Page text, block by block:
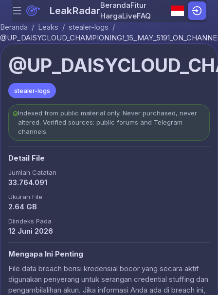
Skip to content
Menu LeakRadarBerandaFitur
HargaLiveFAQ
Beranda / Leaks / stealer-logs /
stealer-logs
Indexed from public material only. Never purchased, never
altered. Verified sources: public forums and Telegram
channels.
Detail File
Jumlah Catatan
33.764.091
Ukuran File
2.64 GB
Diindeks Pada
12 Juni 2026
Mengapa Ini Penting
File data breach berisi kredensial bocor yang secara aktif
digunakan penyerang untuk serangan credential stuffing dan
pengambilalihan akun. Jika informasi Anda ada di breach ini,